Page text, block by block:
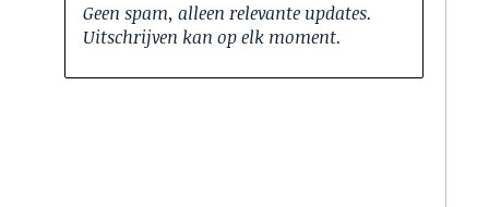
Geen spam, alleen relevante updates.
Uitschrijven kan op elk moment.